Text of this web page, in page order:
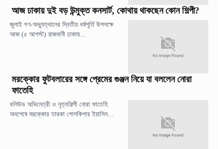
আজ ঢাকায় দুই বড় উন্মুক্ত কনসার্ট, কোথায় থাকছেন কোন শিল্পী?
জুলাই গণ-অভ্যুত্থানের দ্বিতীয় বর্ষপূর্তি উপলক্ষে
আজ (৫ আগস্ট) রাজধানী ঢাকায়...
মরক্কোর ফুটবলারের সঙ্গে প্রেমের গুঞ্জন নিয়ে যা বললেন নোরা
ফাতেহি
বলিউড অভিনেত্রী ও নৃত্যশিল্পী নোরা ফাতেহি
অবশেষে মরক্কোর তারকা গোলকিপার ইয়াসিন...